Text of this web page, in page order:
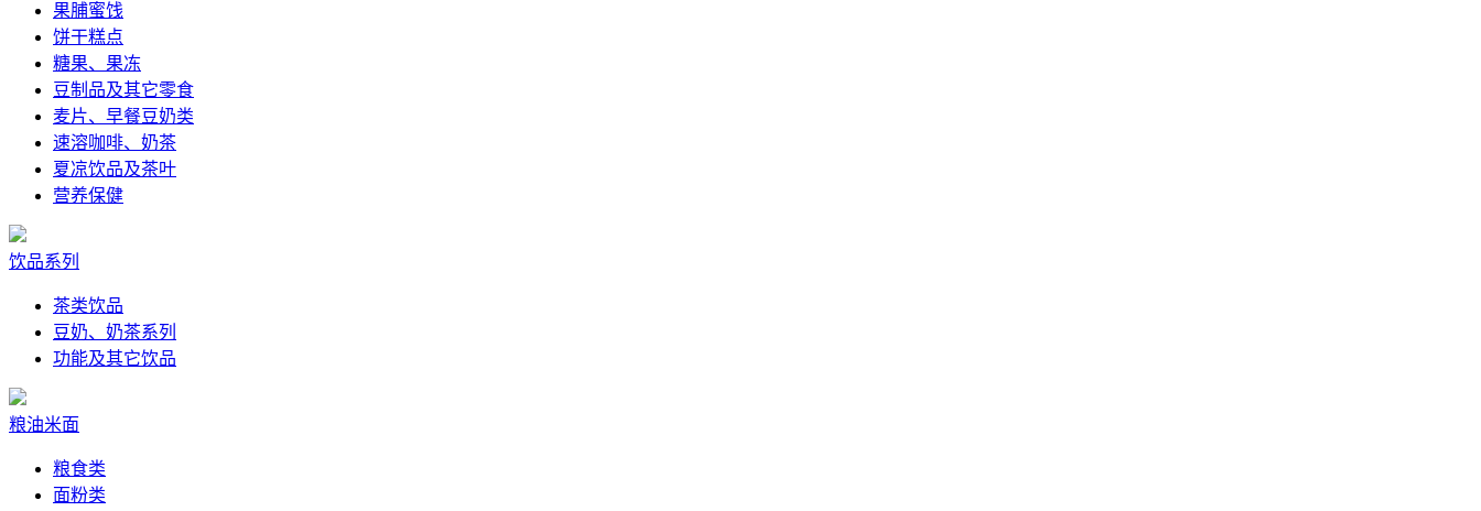
果脯蜜饯
饼干糕点
糖果、果冻
豆制品及其它零食
麦片、早餐豆奶类
速溶咖啡、奶茶
夏凉饮品及茶叶
营养保健
饮品系列
茶类饮品
豆奶、奶茶系列
功能及其它饮品
粮油米面
粮食类
面粉类